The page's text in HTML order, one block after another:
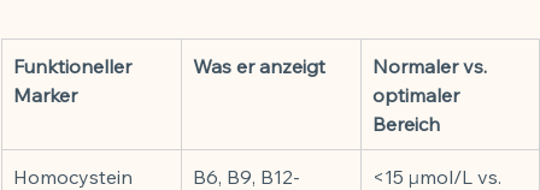
Funktioneller
Marker
Was er anzeigt
Normaler vs.
optimaler
Bereich
Homocystein
B6, B9, B12-
<15 µmol/L vs.